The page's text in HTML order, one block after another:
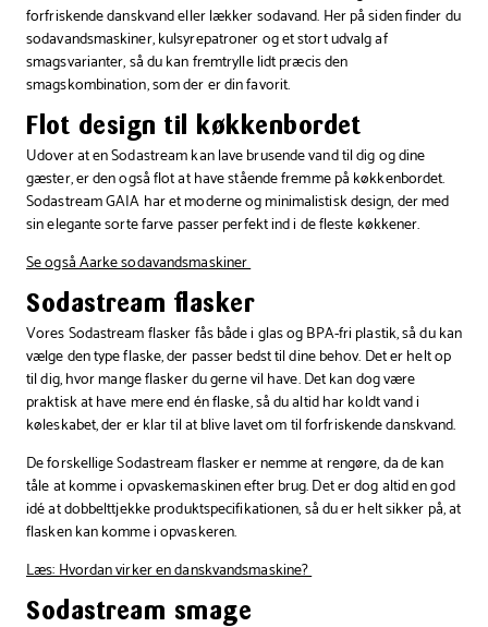
forfriskende danskvand eller lækker sodavand. Her på siden finder du
sodavandsmaskiner, kulsyrepatroner og et stort udvalg af
smagsvarianter, så du kan fremtrylle lidt præcis den
smagskombination, som der er din favorit.
Flot design til køkkenbordet
Udover at en Sodastream kan lave brusende vand til dig og dine
gæster, er den også flot at have stående fremme på køkkenbordet.
Sodastream GAIA har et moderne og minimalistisk design, der med
sin elegante sorte farve passer perfekt ind i de fleste køkkener.
Se også Aarke sodavandsmaskiner
Sodastream flasker
Vores Sodastream flasker fås både i glas og BPA-fri plastik, så du kan
vælge den type flaske, der passer bedst til dine behov. Det er helt op
til dig, hvor mange flasker du gerne vil have. Det kan dog være
praktisk at have mere end én flaske, så du altid har koldt vand i
køleskabet, der er klar til at blive lavet om til forfriskende danskvand.
De forskellige Sodastream flasker er nemme at rengøre, da de kan
tåle at komme i opvaskemaskinen efter brug. Det er dog altid en god
idé at dobbelttjekke produktspecifikationen, så du er helt sikker på, at
flasken kan komme i opvaskeren.
Læs: Hvordan virker en danskvandsmaskine?
Sodastream smage